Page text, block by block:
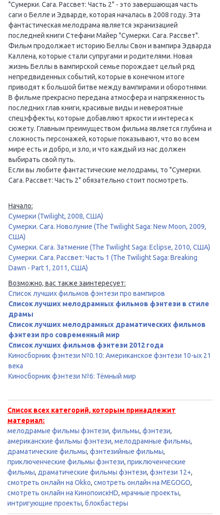
"Сумерки. Сага. Рассвет: Часть 2" - это завершающая часть
саги о Белле и Эдварде, которая началась в 2008 году. Эта
фантастическая мелодрама является экранизацией
последней книги Стефани Майер "Сумерки. Сага. Рассвет".
Фильм продолжает историю Беллы Свон и вампира Эдварда
Каллена, которые стали супругами и родителями. Новая
жизнь Беллы в вампирской семье порождает целый ряд
непредвиденных событий, которые в конечном итоге
приводят к большой битве между вампирами и оборотнями.
В фильме прекрасно передана атмосфера и напряженность
последних глав книги, красивые виды и невероятные
спецэффекты, которые добавляют яркости и интереса к
сюжету. Главным преимуществом фильма является глубина и
сложность персонажей, которые показывают, что во всем
мире есть и добро, и зло, и что каждый из нас должен
выбирать свой путь.
Если вы любите фантастические мелодрамы, то "Сумерки.
Сага. Рассвет: Часть 2" обязательно стоит посмотреть.
Начало:
Сумерки (Twilight, 2008, США)
Сумерки. Сага. Новолуние (The Twilight Saga: New Moon, 2009,
США)
Сумерки. Сага. Затмение (The Twilight Saga: Eclipse, 2010, США)
Сумерки. Сага. Рассвет: Часть 1 (The Twilight Saga: Breaking
Dawn - Part 1, 2011, США)
Возможно, вас также заинтересует:
Список лучших фильмов фэнтези про вампиров
Список лучших мелодрамных фильмов фэнтези в стиле
драмы
Список лучших мелодрамных драматических фильмов
фэнтези про современный мир
Список лучших фильмов фэнтези 2012 года
Киносборник фэнтези №0.10: Американское фэнтези 10-ых 21
века
Киносборник фэнтези №6: Тёмный мир
Список всех категорий, которым принадлежит
материал:
мелодрамые фильмы фэнтези, фильмы, фэнтези,
американские фильмы фэнтези, мелодрамные фильмы,
драматические фильмы, фэнтезийные фильмы,
приключенческие фильмы фэнтези, приключенческие
фильмы, драматические фильмы фэнтези, фэнтези 12+,
смотреть онлайн на Okko, смотреть онлайн на MEGOGO,
смотреть онлайн на КинопоискHD, мрачные проекты,
интригующие проекты, блокбастеры